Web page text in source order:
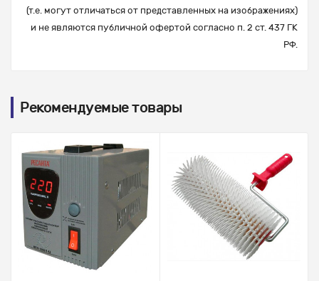
(т.е. могут отличаться от представленных на изображениях)
и не являются публичной офертой согласно п. 2 ст. 437 ГК
РФ.
Рекомендуемые товары